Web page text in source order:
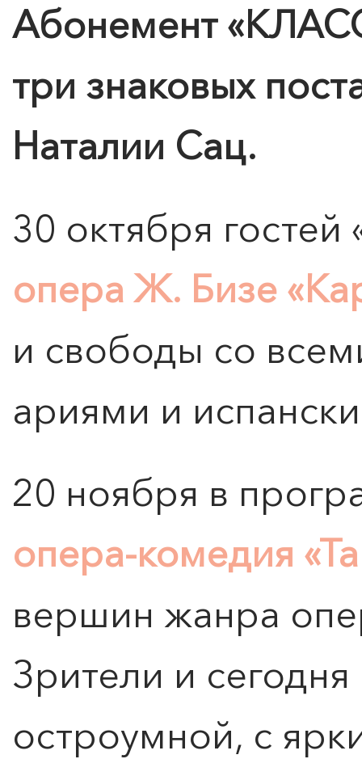
Абонемент
три знаковых
Наталии Сац.
30 октября гостей
опера Ж. Бизе
и свободы со
ариями и
20 ноября в
опера-комедия
вершин жанра
Зрители и
остроумной, с
КУПИТЬ АБОНЕМЕНТ